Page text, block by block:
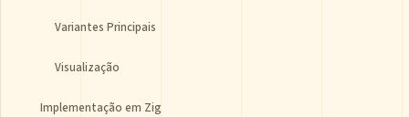
Variantes Principais
Visualização
Implementação em Zig